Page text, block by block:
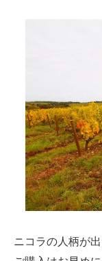
ニコラの人柄が